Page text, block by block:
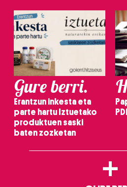
Gure berri.
Erantzun inkesta eta
parte hartu Iztuetako
produktuen saski
baten zozketan
+